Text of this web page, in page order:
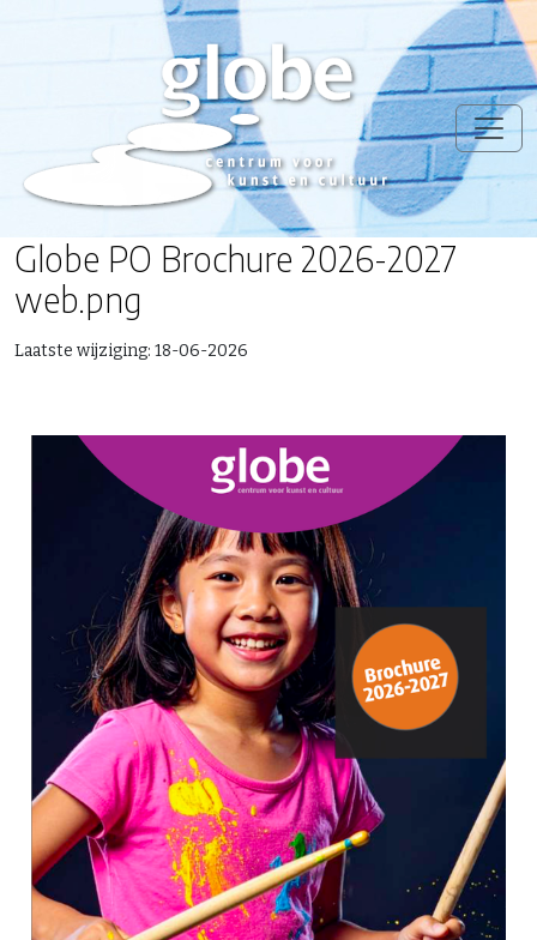
Globe PO Brochure 2026-2027
web.png
Laatste wijziging: 18-06-2026